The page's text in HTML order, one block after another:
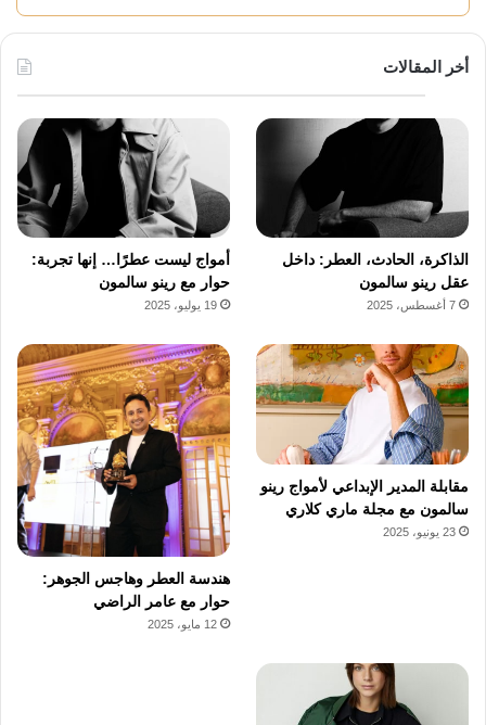
أخر المقالات
الذاكرة، الحادث، العطر: داخل
عقل رينو سالمون
7 أغسطس، 2025
أمواج ليست عطرًا… إنها تجربة:
حوار مع رينو سالمون
19 يوليو، 2025
مقابلة المدير الإبداعي لأمواج رينو
سالمون مع مجلة ماري كلاري
23 يونيو، 2025
هندسة العطر وهاجس الجوهر:
حوار مع عامر الراضي
12 مايو، 2025